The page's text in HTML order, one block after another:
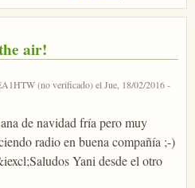
air!
(no verificado)elJue, 18/02/2016 -
de navidad fría pero muy
radio en buena compañía ;-)
Yani desde el otro